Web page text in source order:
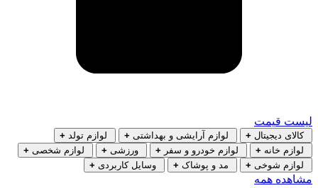
لیست قیمت
کالای دیجیتال + لوازم آرایشی و بهداشتی + لوازم تولد +
لوازم خانه + لوازم خودرو و سفر + ورزشی + لوازم شخصی +
لوازم شوخی + مد و پوشاک + وسایل کاربردی +
مشاهده همه